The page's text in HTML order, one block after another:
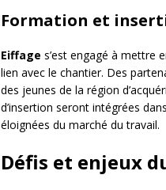
Formation et
Eiffage s’est engagé à mettre
lien avec le chantier. Des
des jeunes de la région
d’insertion seront intégrées
éloignées du marché du travail.
Défis et enjeux